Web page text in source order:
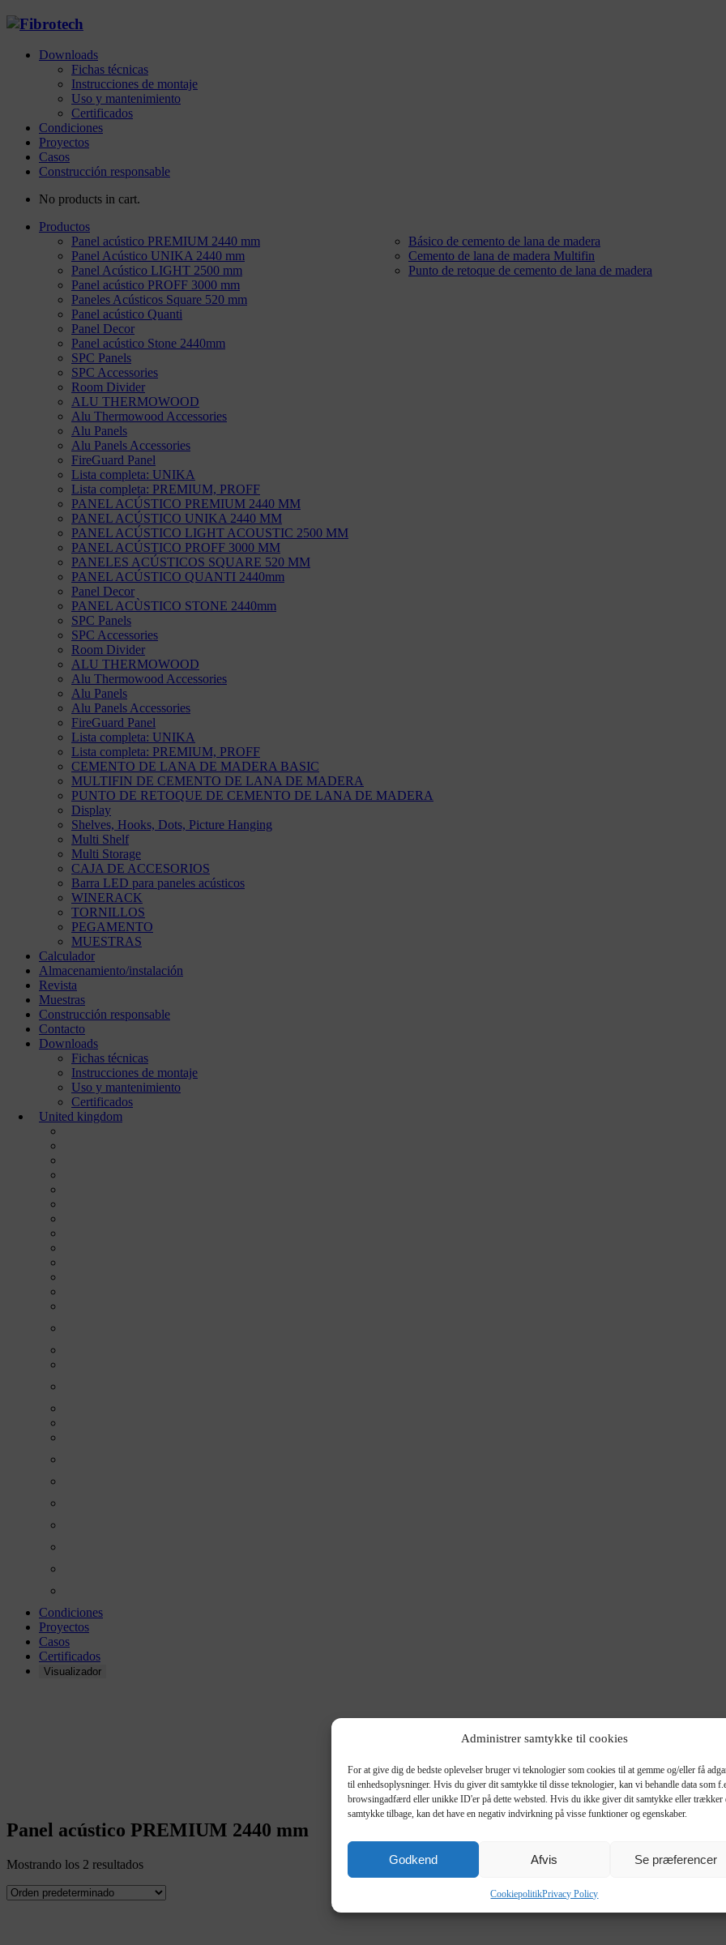
Administrer samtykke til cookies
For at give dig de bedste oplevelser bruger vi teknologier som cookies til at gemme og/eller få
til enhedsoplysninger. Hvis du giver dit samtykke til disse teknologier, kan vi behandle data som
browsingadfærd eller unikke ID'er på dette websted. Hvis du ikke giver dit samtykke eller trækker
samtykke tilbage, kan det have en negativ indvirkning på visse funktioner og egenskaber.
Godkend Afvis Se præferencer
CookiepolitikPrivacy Policy
Downloads
Fichas técnicas
Instrucciones de montaje
Uso y mantenimiento
Certificados
Condiciones
Proyectos
Casos
Construcción responsable
No products in cart.
Productos
Panel acústico PREMIUM 2440 mm
Panel Acústico UNIKA 2440 mm
Panel Acústico LIGHT 2500 mm
Panel acústico PROFF 3000 mm
Paneles Acústicos Square 520 mm
Panel acústico Quanti
Panel Decor
Panel acústico Stone 2440mm
SPC Panels
SPC Accessories
Room Divider
ALU THERMOWOOD
Alu Thermowood Accessories
Alu Panels
Alu Panels Accessories
FireGuard Panel
Lista completa: UNIKA
Lista completa: PREMIUM, PROFF
Básico de cemento de lana de madera
Cemento de lana de madera Multifin
Punto de retoque de cemento de lana de madera
PANEL ACÚSTICO PREMIUM 2440 MM
PANEL ACÚSTICO UNIKA 2440 MM
PANEL ACÚSTICO LIGHT ACOUSTIC 2500 MM
PANEL ACÚSTICO PROFF 3000 MM
PANELES ACÚSTICOS SQUARE 520 MM
PANEL ACÚSTICO QUANTI 2440mm
Panel Decor
PANEL ACÙSTICO STONE 2440mm
SPC Panels
SPC Accessories
Room Divider
ALU THERMOWOOD
Alu Thermowood Accessories
Alu Panels
Alu Panels Accessories
FireGuard Panel
Lista completa: UNIKA
Lista completa: PREMIUM, PROFF
CEMENTO DE LANA DE MADERA BASIC
MULTIFIN DE CEMENTO DE LANA DE MADERA
PUNTO DE RETOQUE DE CEMENTO DE LANA DE MADERA
Display
Shelves, Hooks, Dots, Picture Hanging
Multi Shelf
Multi Storage
CAJA DE ACCESORIOS
Barra LED para paneles acústicos
WINERACK
TORNILLOS
PEGAMENTO
MUESTRAS
Calculador
Almacenamiento/instalación
Revista
Muestras
Construcción responsable
Contacto
Downloads
Fichas técnicas
Instrucciones de montaje
Uso y mantenimiento
Certificados
United kingdom
Condiciones
Proyectos
Casos
Certificados
Visualizador
PANELES ACÚSTICOS
Panel acústico PREMIUM 2440 mm
Mostrando los 2 resultados